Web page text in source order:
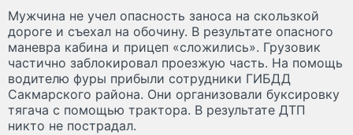
Мужчина не учел опасность заноса на скользкой
дороге и съехал на обочину. В результате опасного
маневра кабина и прицеп «сложились». Грузовик
частично заблокировал проезжую часть. На помощь
водителю фуры прибыли сотрудники ГИБДД
Сакмарского района. Они организовали буксировку
тягача с помощью трактора. В результате ДТП
никто не пострадал.